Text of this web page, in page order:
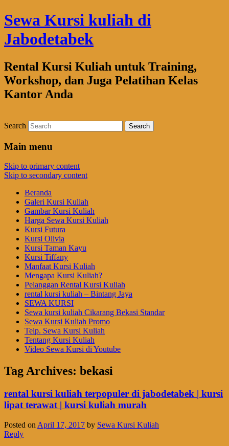
Sewa Kursi kuliah di
Jabodetabek
Rental Kursi Kuliah untuk Training,
Workshop, dan Juga Pelatihan Kelas
Kantor Anda
Search
Main menu
Skip to primary content
Skip to secondary content
Beranda
Galeri Kursi Kuliah
Gambar Kursi Kuliah
Harga Sewa Kursi Kuliah
Kursi Futura
Kursi Olivia
Kursi Taman Kayu
Kursi Tiffany
Manfaat Kursi Kuliah
Mengapa Kursi Kuliah?
Pelanggan Rental Kursi Kuliah
rental kursi kuliah – Bintang Jaya
SEWA KURSI
Sewa kursi kuliah Cikarang Bekasi Standar
Sewa Kursi Kuliah Promo
Telp. Sewa Kursi Kuliah
Tentang Kursi Kuliah
Video Sewa Kursi di Youtube
Tag Archives: bekasi
rental kursi kuliah terpopuler di jabodetabek | kursi
lipat terawat | kursi kuliah murah
Posted on April 17, 2017 by Sewa Kursi Kuliah
Reply